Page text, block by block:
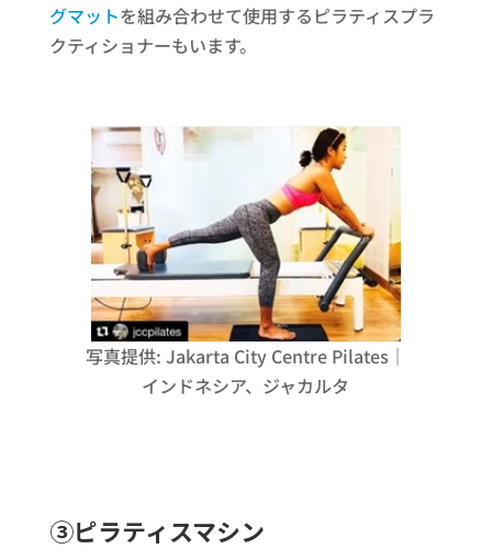
グマットを組み合わせて使用するピラティスプラ
クティショナーもいます。
写真提供: Jakarta City Centre Pilates｜
インドネシア、ジャカルタ
③ピラティスマシン